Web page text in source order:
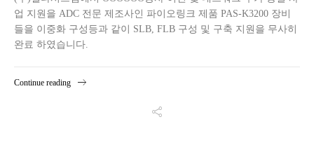
업 지원을 ADC 전문 제조사인 파이오링크 제품 PAS-K3200 장비
들을 이중화 구성등과 같이 SLB, FLB 구성 및 구축 지원을 무사히
완료 하였습니다.
Continue reading